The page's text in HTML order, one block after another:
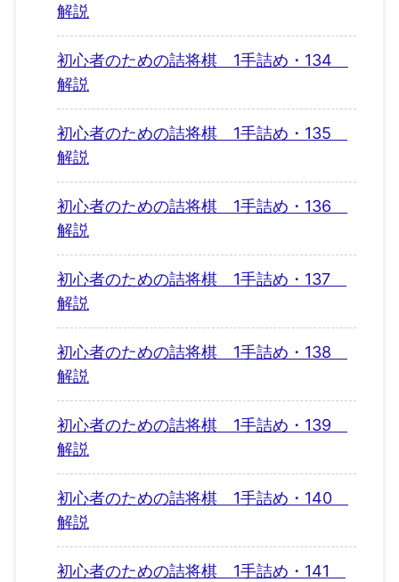
解説
初心者のための詰将棋 1手詰め・134
解説
初心者のための詰将棋 1手詰め・135
解説
初心者のための詰将棋 1手詰め・136
解説
初心者のための詰将棋 1手詰め・137
解説
初心者のための詰将棋 1手詰め・138
解説
初心者のための詰将棋 1手詰め・139
解説
初心者のための詰将棋 1手詰め・140
解説
初心者のための詰将棋 1手詰め・141